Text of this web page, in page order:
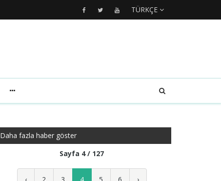
TÜRKÇE
Daha fazla haber göster
Sayfa 4 / 127